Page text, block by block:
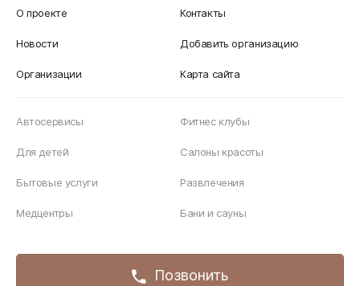
Позвонить
О проекте
Новости
Организации
Контакты
Добавить организацию
Карта сайта
Автосервисы
Для детей
Бытовые услуги
Медцентры
Фитнес клубы
Салоны красоты
Развлечения
Бани и сауны
© 2026 Tutchelyabinsk.ru.
Правила использования информационных материалов